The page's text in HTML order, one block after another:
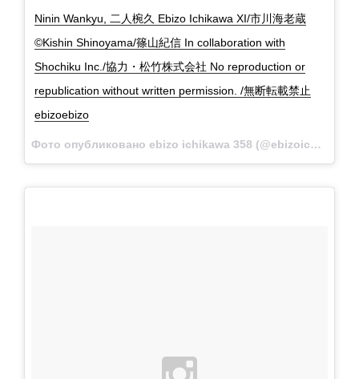
Ninin Wankyu, 二人椀久 Ebizo Ichikawa XI/市川海老蔵
©Kishin Shinoyama/篠山紀信 In collaboration with
Shochiku Inc./協力・松竹株式会社 No reproduction or
republication without written permission. /無断転載禁止
ebizoebizo
Фото опубликовано ebizo ichikawa 358 (@ebizoichikawa.ebizoichikawa)